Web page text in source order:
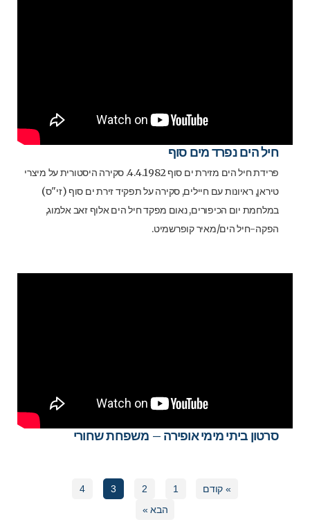
חיל הים נפרד מים סוף
פרידת חיל הים מזירת ים סוף 4.4.1982. סקירה היסטורית על מיצרי
טיראן, ראיונות עם חיילים, סקירה על תפקיד זירת ים סוף (זי"ס)
במלחמת יום הכיפורים, נאום מפקד חיל הים אלוף זאב אלמוג,
הפקה-חיל הים/מאיר קופרשמיט.
סרטון ביתי מימי אופירה – משפחת שחורי
» קודם 1
2
3
4
הבא »